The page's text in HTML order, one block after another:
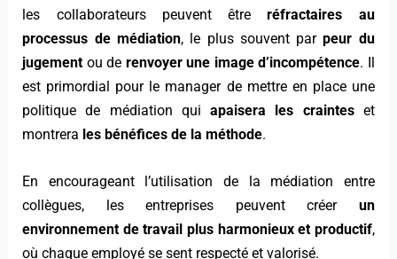
les collaborateurs peuvent êtreréfractaires au
processus de médiation, le plus souvent parpeur du
jugementou de renvoyer une image d’incompétence. Il
est primordial pour le manager de mettre en place une
politique de médiation quiapaisera les crainteset
montrera les bénéfices de la méthode.
En encourageant l’utilisation de la médiation entre
collègues, les entreprises peuvent créer un
environnement de travail plus harmonieux et productif,
où chaque employé se sent respecté et valorisé.